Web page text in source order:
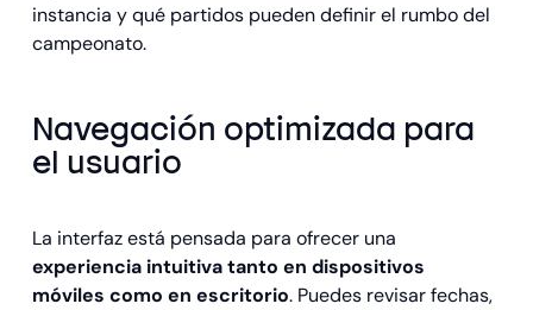
instancia y qué partidos pueden definir el rumbo del
campeonato.
Navegación optimizada para
el usuario
La interfaz está pensada para ofrecer una
experiencia intuitiva tanto en dispositivos
móviles como en escritorio. Puedes revisar fechas,